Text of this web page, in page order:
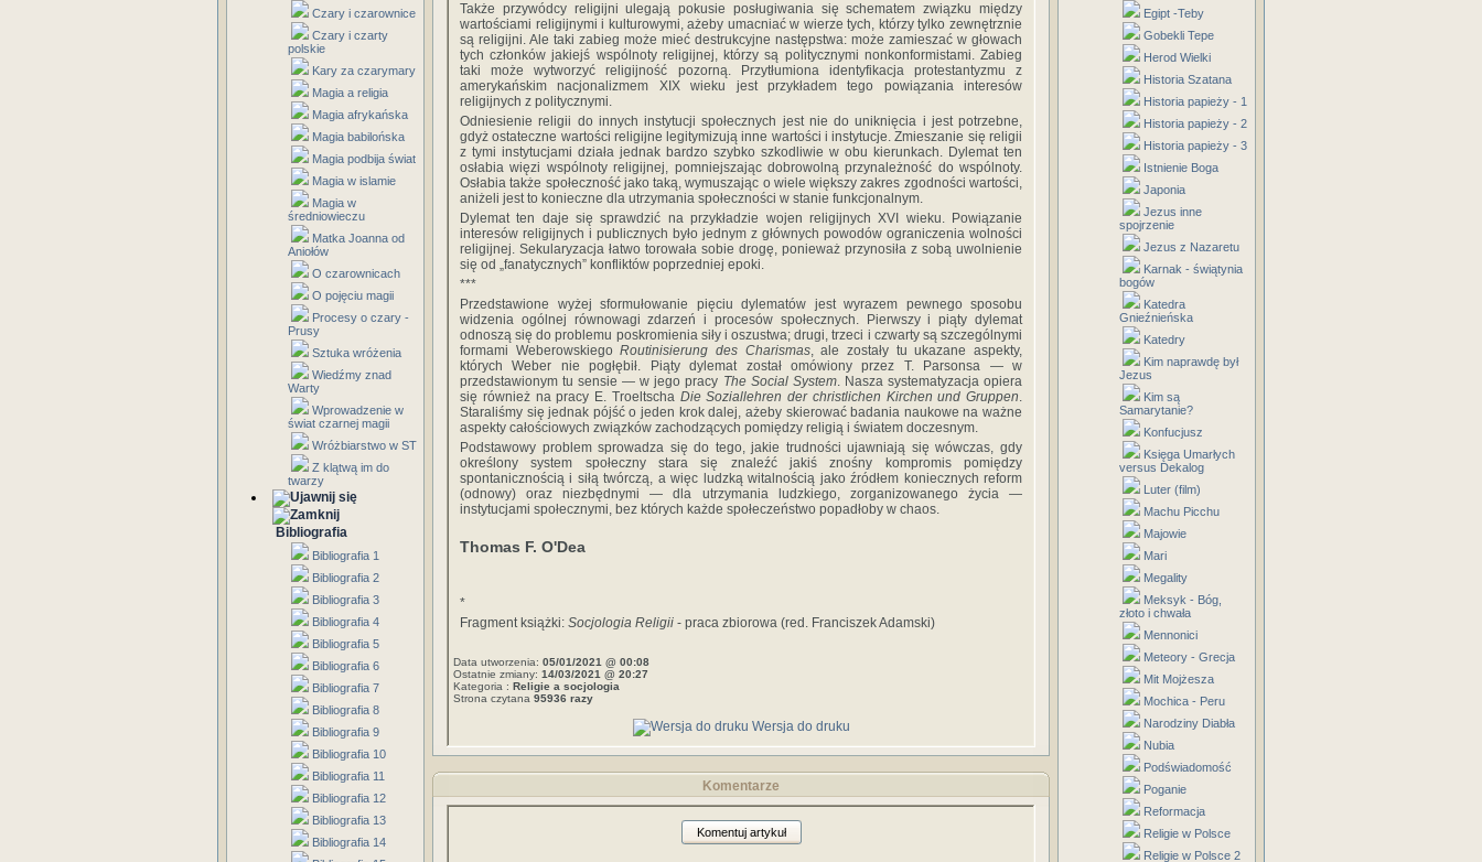
Czary i czarownice
Czary i czarty
polskie
Kary za czarymary
Magia a religia
Magia afrykańska
Magia babilońska
Magia podbija świat
Magia w islamie
Magia w
średniowieczu
Matka Joanna od
Aniołów
O czarownicach
O pojęciu magii
Procesy o czary -
Prusy
Sztuka wróżenia
Wiedźmy znad
Warty
Wprowadzenie w
świat czarnej magii
Wróżbiarstwo w ST
Z klątwą im do
twarzy
Bibliografia
Bibliografia 1
Bibliografia 2
Bibliografia 3
Bibliografia 4
Bibliografia 5
Bibliografia 6
Bibliografia 7
Bibliografia 8
Bibliografia 9
Bibliografia 10
Bibliografia 11
Bibliografia 12
Bibliografia 13
Bibliografia 14
Także przywódcy religijni ulegają pokusie posługiwania się schematem związku między
wartościami religijnymi i kulturowymi, ażeby umacniać w wierze tych, którzy tylko zewnętrznie
są religijni. Ale taki zabieg może mieć destrukcyjne następstwa: może zamieszać w głowach
tych członków jakiejś wspólnoty religijnej, którzy są politycznymi nonkonformistami. Zabieg
taki może wytworzyć religijność pozorną. Przytłumiona identyfikacja protestantyzmu z
amerykańskim nacjonalizmem XIX wieku jest przykładem tego powiązania interesów
religijnych z politycznymi.
Odniesienie religii do innych instytucji społecznych jest nie do uniknięcia i jest potrzebne,
gdyż ostateczne wartości religijne legitymizują inne wartości i instytucje. Zmieszanie się religii
z tymi instytucjami działa jednak bardzo szybko szkodliwie w obu kierunkach. Dylemat ten
osłabia więzi wspólnoty religijnej, pomniejszając dobrowolną przynależność do wspólnoty.
Osłabia także społeczność jako taką, wymuszając o wiele większy zakres zgodności wartości,
aniżeli jest to konieczne dla utrzymania społeczności w stanie funkcjonalnym.
Dylemat ten daje się sprawdzić na przykładzie wojen religijnych XVI wieku. Powiązanie
interesów religijnych i publicznych było jednym z głównych powodów ograniczenia wolności
religijnej. Sekularyzacja łatwo torowała sobie drogę, ponieważ przynosiła z sobą uwolnienie
się od „fanatycznych” konfliktów poprzedniej epoki.
***
Przedstawione wyżej sformułowanie pięciu dylematów jest wyrazem pewnego sposobu
widzenia ogólnej równowagi zdarzeń i procesów społecznych. Pierwszy i piąty dylemat
odnoszą się do problemu poskromienia siły i oszustwa; drugi, trzeci i czwarty są szczególnymi
formami WeberowskiegoRoutinisierung des Charismas, ale zostały tu ukazane aspekty,
których Weber nie pogłębił. Piąty dylemat został omówiony przez T. Parsonsa — w
przedstawionym tu sensie — w jego pracy The Social System. Nasza systematyzacja opiera
się również na pracy E. Troeltscha Die Soziallehren der christlichen Kirchen und Gruppen.
Staraliśmy się jednak pójść o jeden krok dalej, ażeby skierować badania naukowe na ważne
aspekty całościowych związków zachodzących pomiędzy religią i światem doczesnym.
Podstawowy problem sprowadza się do tego, jakie trudności ujawniają się wówczas, gdy
określony system społeczny stara się znaleźć jakiś znośny kompromis pomiędzy
spontanicznością i siłą twórczą, a więc ludzką witalnością jako źródłem koniecznych reform
(odnowy) oraz niezbędnymi — dla utrzymania ludzkiego, zorganizowanego życia —
instytucjami społecznymi, bez których każde społeczeństwo popadłoby w chaos.
Thomas F. O'Dea
*
Fragment książki: Socjologia Religii - praca zbiorowa (red. Franciszek Adamski)
Data utworzenia: 05/01/2021 @ 00:08
Ostatnie zmiany: 14/03/2021 @ 20:27
Kategoria : Religie a socjologia
Strona czytana 95936 razy
Wersja do druku
Komentarze
Komentuj artykuł
Egipt -Teby
Gobekli Tepe
Herod Wielki
Historia Szatana
Historia papieży - 1
Historia papieży - 2
Historia papieży - 3
Istnienie Boga
Japonia
Jezus inne
spojrzenie
Jezus z Nazaretu
Karnak - świątynia
bogów
Katedra
Gnieźnieńska
Katedry
Kim naprawdę był
Jezus
Kim są
Samarytanie?
Konfucjusz
Księga Umarłych
versus Dekalog
Luter (film)
Machu Picchu
Majowie
Mari
Megality
Meksyk - Bóg,
złoto i chwała
Mennonici
Meteory - Grecja
Mit Mojżesza
Mochica - Peru
Narodziny Diabła
Nubia
Podświadomość
Poganie
Reformacja
Religie w Polsce
Religie w Polsce 2